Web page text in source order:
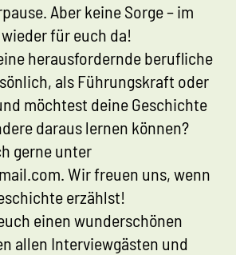
Aber keine Sorge – im
für euch da!
herausfordernde berufliche
als Führungskraft oder
möchtest deine Geschichte
daraus lernen können?
gerne unter
Wir freuen uns, wenn
erzählst!
einen wunderschönen
allen Interviewgästen und